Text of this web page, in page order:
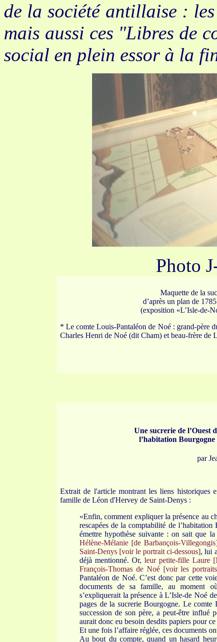
de la société antillaise :
mais aussi ces "Libres de
social en plein essor à la
Photo
Maquette de la
d’après un plan de
(exposition «L’Isle-de-
* Le comte Louis-Pantaléon de Noé : grand-père
Charles Henri de Noé (dit Cham) et beau-frère de
Une sucrerie de l’Ouest
l’habitation
par
Extrait de l'article montrant les liens historiques
famille de Léon d'Hervey de Saint-Denys :
«Enfin, comment expliquer la présence au
rescapées de la comptabilité de
émettre hypothèse suivante : on sait que
Hélène-Mélanie [de Barbançois-
Saint-Denys [voir le portrait ci-dessous], lui
déjà mentionné. Or,leur petite-fille Laure
François-Thomas de Noé [voir les
Pantaléon de Noé. C’est donc par cette
documents de sa famille, au moment
s’expliquerait la présence à L’Isle-de Noé
pages de la sucrerie Bourgogne. Le comte
succession de son père, a peut-être influé
aurait donc eu besoin desdits papiers pour
Et une fois l’affaire réglée, ces documents
Au bout du compte, quand un hasard